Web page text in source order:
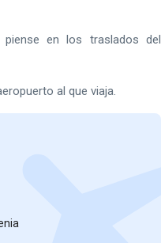
en los traslados del
al que viaja.